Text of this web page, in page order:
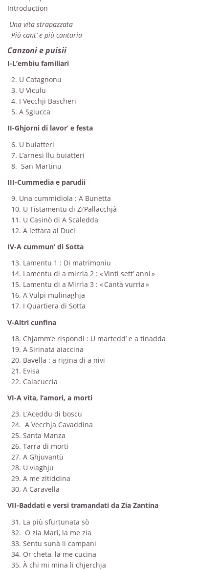
Introduction
Una vita strapazzata
Più cant’ e più cantarìa
Canzoni e puisii
I-L’embiu familiari
2. U Catagnonu
3. U Viculu
4. I Vecchji Bascheri
5. A Sgiucca
II-Ghjorni di lavor’ e festa
6. U buiatteri
7. L’arnesi llu buiatteri
8. San Martinu
III-Cummedia e parudii
9. Una cummidiola : A Bunetta
10. U Tistamentu di Zi’Pallacchjà
11. U Casinò di A Scaledda
12. A lettara al Duci
IV-A cummun’ di Sotta
13. Lamentu 1 : Di matrimoniu
14. Lamentu di a mirrìa 2 : « Vinti sett’ anni »
15. Lamentu di a Mirrìa 3 : « Cantà vurrìa »
16. A Vulpi mulinaghja
17. I Quartiera di Sotta
V-Altri cunfina
18. Chjamm’e rispondi : U martedd’ e a tinadda
19. A Sirinata aiaccina
20. Bavella : a rigina di a nivi
21. Evisa
22. Calacuccia
VI-A vita, l’amori, a morti
23. L’Aceddu di boscu
24. A Vecchja Cavaddina
25. Santa Manza
26. Tarra di morti
27. A Ghjuvantù
28. U viaghju
29. A me zitiddina
30. A Caravella
VII-Baddati e versi tramandati da Zia Zantina
31. La più sfurtunata sò
32. O zia Marì, la me zia
33. Sentu sunà li campani
34. Or cheta, la me cucina
35. À chi mi mina li chjerchja